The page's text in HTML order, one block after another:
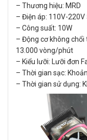
– Thương hiệu: MRD
– Điện áp: 110V-
– Công suất: 10W
– Động cơ không
13.000 vòng/phút
– Kiểu lưỡi: Lưỡi đơn
– Thời gian sạc:
– Thời gian sử dụng: